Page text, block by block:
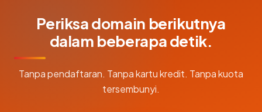
Periksa domain berikutnya
dalam beberapa detik.
Tanpa pendaftaran. Tanpa kartu kredit. Tanpa kuota
tersembunyi.